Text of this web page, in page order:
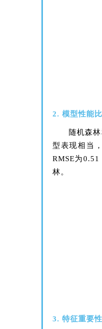
2. 模型性能
随机森
型表现相当
RMSE为
林。
3. 特征重要性